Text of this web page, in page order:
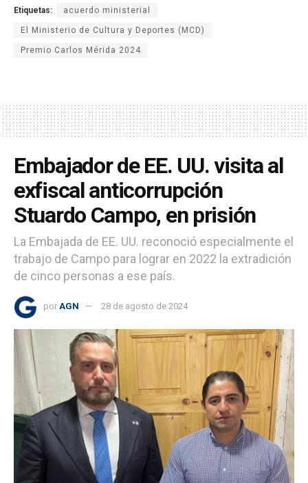
Etiquetas: acuerdo ministerial
El Ministerio de Cultura y Deportes (MCD)
Premio Carlos Mérida 2024
Embajador de EE. UU. visita al
exfiscal anticorrupción
Stuardo Campo, en prisión
La Embajada de EE. UU. reconoció especialmente el
trabajo de Campo para lograr en 2022 la extradición
de cinco personas a ese país.
por AGN 28 de agosto de 2024